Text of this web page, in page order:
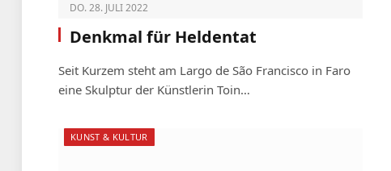
DO. 28. JULI 2022
Denkmal für Heldentat
Seit Kurzem steht am Largo de São Francisco in Faro
eine Skulptur der Künstlerin Toin…
KUNST & KULTUR